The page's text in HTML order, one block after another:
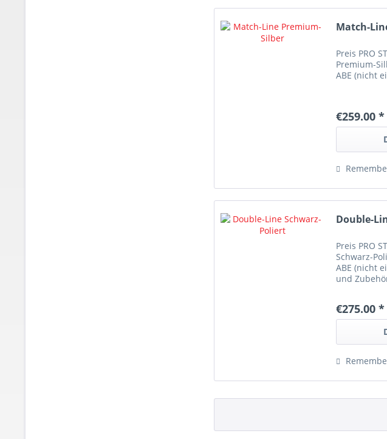
Match-
Preis PRO
Premium-
ABE (nicht
€259.00 *
Double-
Preis PRO
Schwarz-
ABE (nicht
und
€275.00 *